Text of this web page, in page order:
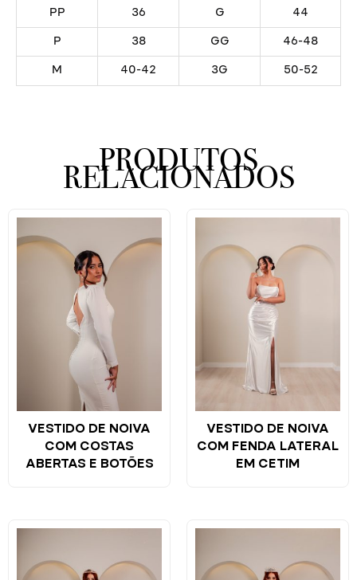
PP 36 G 44
P 38 GG 46-48
M 40-42 3G 50-52
PRODUTOS
RELACIONADOS
VESTIDO DE NOIVA
COM COSTAS
ABERTAS E BOTÕES
VESTIDO DE NOIVA
COM FENDA LATERAL
EM CETIM